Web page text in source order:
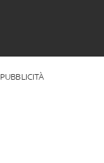
PUBBLICITÀ